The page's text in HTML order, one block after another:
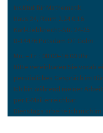
Institut für Mathematik
Haus 24, Raum 2.24.0.16
Karl-Liebknecht-Str. 24-25
D-14476 Potsdam OT Golm
Mo. – Fr. : 08:00–16:00 Uhr
Bitte vereinbaren Sie vorab
persönliches Gespräch im
Ich bin während meiner
per E-Mail erreichbar.
Dienstags arbeite ich mich